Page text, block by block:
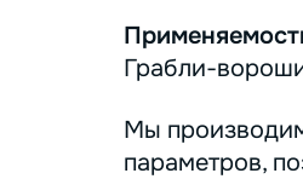
Грабли-
Мы
параметров,